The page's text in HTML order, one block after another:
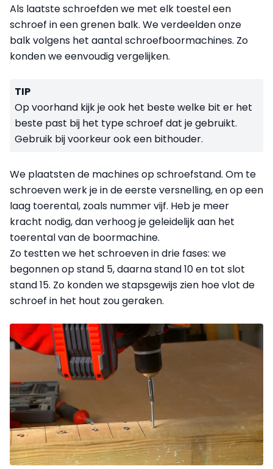
Als laatste schroefden we met elk toestel een
schroef in een grenen balk. We verdeelden onze
balk volgens het aantal schroefboormachines. Zo
konden we eenvoudig vergelijken.
TIP
Op voorhand kijk je ook het beste welke bit er het
beste past bij het type schroef dat je gebruikt.
Gebruik bij voorkeur ook een bithouder.
We plaatsten de machines op schroefstand. Om te
schroeven werk je in de eerste versnelling, en op een
laag toerental, zoals nummer vijf. Heb je meer
kracht nodig, dan verhoog je geleidelijk aan het
toerental van de boormachine.
Zo testten we het schroeven in drie fases: we
begonnen op stand 5, daarna stand 10 en tot slot
stand 15. Zo konden we stapsgewijs zien hoe vlot de
schroef in het hout zou geraken.